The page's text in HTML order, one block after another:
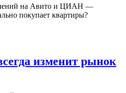
на Авито и ЦИАН —
покупает квартиры?
изменит рынок